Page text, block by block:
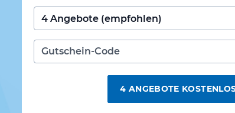
4 ANGEBOTE